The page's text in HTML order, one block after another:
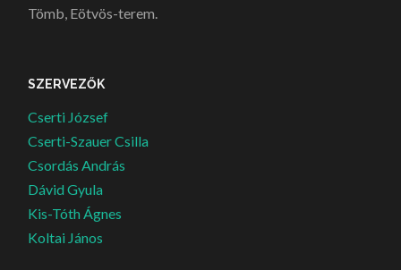
Tömb, Eötvös-terem.
SZERVEZŐK
Cserti József
Cserti-Szauer Csilla
Csordás András
Dávid Gyula
Kis-Tóth Ágnes
Koltai János